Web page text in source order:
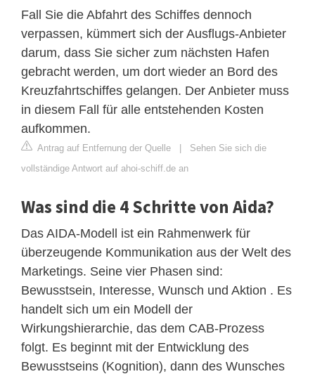
Fall Sie die Abfahrt des Schiffes dennoch
verpassen, kümmert sich der Ausflugs-Anbieter
darum, dass Sie sicher zum nächsten Hafen
gebracht werden, um dort wieder an Bord des
Kreuzfahrtschiffes gelangen. Der Anbieter muss
in diesem Fall für alle entstehenden Kosten
aufkommen.
Antrag auf Entfernung der Quelle | Sehen Sie sich die
vollständige Antwort auf ahoi-schiff.de an
Was sind die 4 Schritte von Aida?
Das AIDA-Modell ist ein Rahmenwerk für
überzeugende Kommunikation aus der Welt des
Marketings. Seine vier Phasen sind:
Bewusstsein, Interesse, Wunsch und Aktion . Es
handelt sich um ein Modell der
Wirkungshierarchie, das dem CAB-Prozess
folgt. Es beginnt mit der Entwicklung des
Bewusstseins (Kognition), dann des Wunsches